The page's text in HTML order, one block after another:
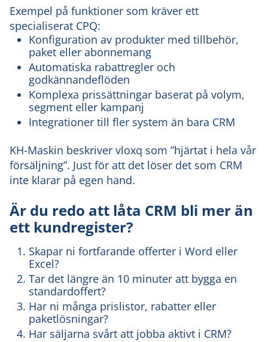
Exempel på funktioner som kräver ett
specialiserat CPQ:
Konfiguration av produkter med tillbehör,
paket eller abonnemang
Automatiska rabattregler och
godkännandeflöden
Komplexa prissättningar baserat på volym,
segment eller kampanj
Integrationer till fler system än bara CRM
KH-Maskin beskriver vloxq som ”hjärtat i hela vår
försäljning”. Just för att det löser det som CRM
inte klarar på egen hand.
Är du redo att låta CRM bli mer än
ett kundregister?
Skapar ni fortfarande offerter i Word eller
Excel?
Tar det längre än 10 minuter att bygga en
standardoffert?
Har ni många prislistor, rabatter eller
paketlösningar?
Har säljarna svårt att jobba aktivt i CRM?